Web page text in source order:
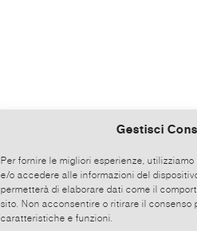
Gestisci
Per fornire le migliori esperienze,
e/o accedere alle informazioni del
permetterà di elaborare dati come il
sito. Non acconsentire o ritirare il
caratteristiche e funzioni.